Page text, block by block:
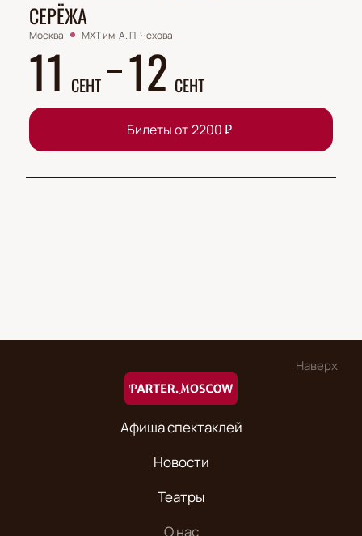
СЕРЁЖА
Москва МХТ им. А. П. Чехова
11 СЕНТ 12 СЕНТ
Билеты от2200₽
Наверх
Афиша спектаклей
Новости
Театры
О нас